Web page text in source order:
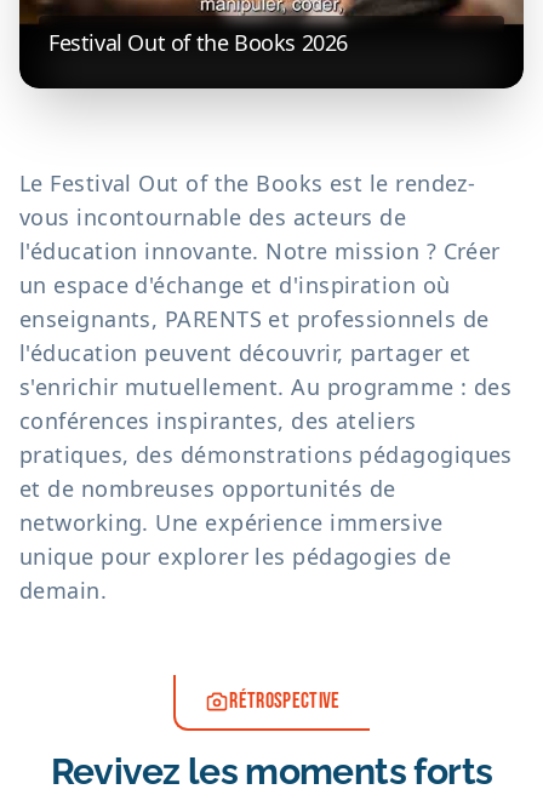
Festival Out of the Books 2026
Le Festival Out of the Books est le rendez-
vous incontournable des acteurs de
l'éducation innovante. Notre mission ? Créer
un espace d'échange et d'inspiration où
enseignants, PARENTS et professionnels de
l'éducation peuvent découvrir, partager et
s'enrichir mutuellement. Au programme : des
conférences inspirantes, des ateliers
pratiques, des démonstrations pédagogiques
et de nombreuses opportunités de
networking. Une expérience immersive
unique pour explorer les pédagogies de
demain.
RÉTROSPECTIVE
Revivez les moments forts